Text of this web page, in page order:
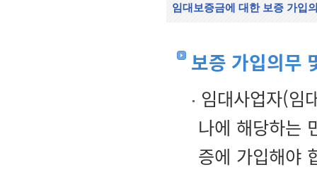
임대보증금에 대한 보증 가입
보증 가입의무
임대사업자(임
나에 해당하는
증에 가입해야